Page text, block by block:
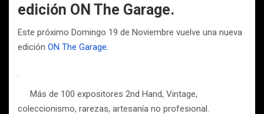
edición ON The Garage.
Este próximo Domingo 19 de Noviembre vuelve una nueva
edición ON The Garage.
Más de 100 expositores 2nd Hand, Vintage,
coleccionismo, rarezas, artesanía no profesional.